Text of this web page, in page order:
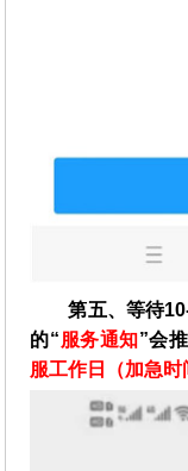
第五、等待
的“服务通知”会
服工作日（加急时